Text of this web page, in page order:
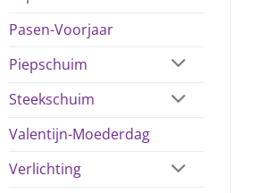
Pasen-Voorjaar
Piepschuim
Steekschuim
Valentijn-Moederdag
Verlichting